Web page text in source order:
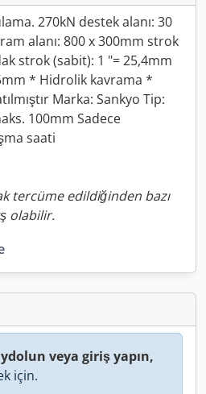
270kN destek alanı: 30
alanı: 800 x 300mm strok
strok (sabit): 1 "= 25,4mm
* Hidrolik kavrama *
Marka: Sankyo Tip:
100mm Sadece
saati
tercüme edildiğinden bazı
olabilir.
veya giriş yapın,
için.